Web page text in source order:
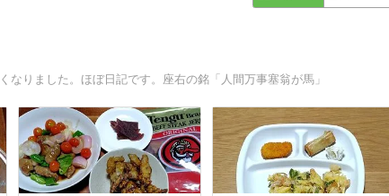
りました。ほぼ日記です。座右の銘「人間万事塞翁が馬」